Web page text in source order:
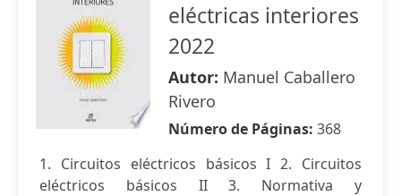
eléctricas interiores
2022
Autor: Manuel Caballero
Rivero
Número de Páginas: 368
1. Circuitos eléctricos básicos I 2. Circuitos
eléctricos básicos II 3. Normativa y